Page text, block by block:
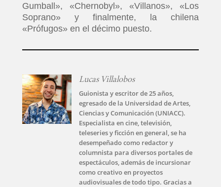
Gumball», «Chernobyl», «Villanos», «Los
Soprano» y finalmente, la chilena
«Prófugos» en el décimo puesto.
Lucas Villalobos
Guionista y escritor de 25 años,
egresado de la Universidad de Artes,
Ciencias y Comunicación (UNIACC).
Especialista en cine, televisión,
teleseries y ficción en general, se ha
desempeñado como redactor y
columnista para diversos portales de
espectáculos, además de incursionar
como creativo en proyectos
audiovisuales de todo tipo. Gracias a